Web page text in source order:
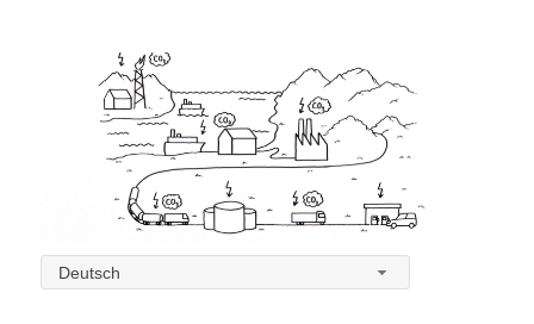
Deutsch